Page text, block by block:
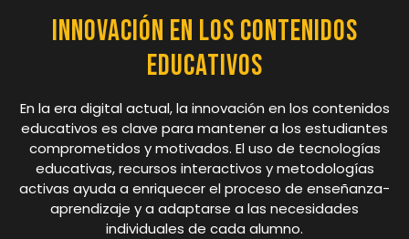
Innovación en los Contenidos
Educativos
En la era digital actual, la innovación en los contenidos
educativos es clave para mantener a los estudiantes
comprometidos y motivados. El uso de tecnologías
educativas, recursos interactivos y metodologías
activas ayuda a enriquecer el proceso de enseñanza-
aprendizaje y a adaptarse a las necesidades
individuales de cada alumno.